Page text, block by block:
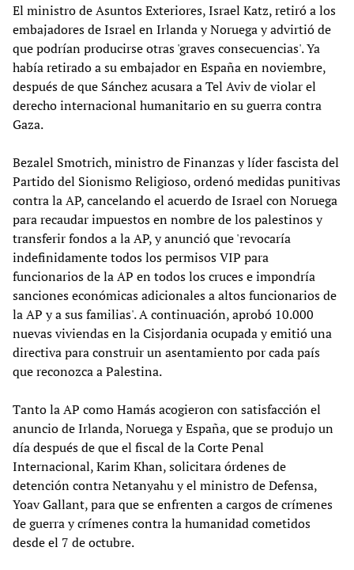
El ministro de Asuntos Exteriores, Israel Katz, retiró a los
embajadores de Israel en Irlanda y Noruega y advirtió de
que podrían producirse otras 'graves consecuencias'. Ya
había retirado a su embajador en España en noviembre,
después de que Sánchez acusara a Tel Aviv de violar el
derecho internacional humanitario en su guerra contra
Gaza.
Bezalel Smotrich, ministro de Finanzas y líder fascista del
Partido del Sionismo Religioso, ordenó medidas punitivas
contra la AP, cancelando el acuerdo de Israel con Noruega
para recaudar impuestos en nombre de los palestinos y
transferir fondos a la AP, y anunció que 'revocaría
indefinidamente todos los permisos VIP para
funcionarios de la AP en todos los cruces e impondría
sanciones económicas adicionales a altos funcionarios de
la AP y a sus familias'. A continuación, aprobó 10.000
nuevas viviendas en la Cisjordania ocupada y emitió una
directiva para construir un asentamiento por cada país
que reconozca a Palestina.
Tanto la AP como Hamás acogieron con satisfacción el
anuncio de Irlanda, Noruega y España, que se produjo un
día después de que el fiscal de la Corte Penal
Internacional, Karim Khan, solicitara órdenes de
detención contra Netanyahu y el ministro de Defensa,
Yoav Gallant, para que se enfrenten a cargos de crímenes
de guerra y crímenes contra la humanidad cometidos
desde el 7 de octubre.